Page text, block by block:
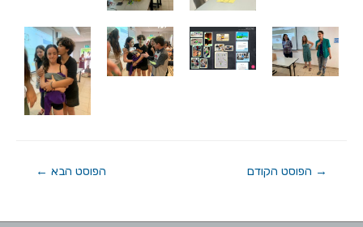
→ הפוסט הקודם הפוסט הבא ←